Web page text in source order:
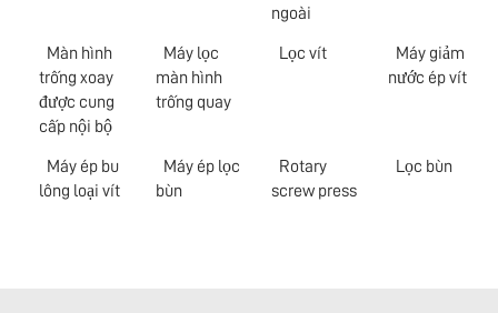
ngoài
Màn hình
trống xoay
được cung
cấp nội bộ
Máy lọc
màn hình
trống quay
Lọc vít
Máy giảm
nước ép vít
Máy ép bu
lông loại vít
Máy ép lọc
bùn
Rotary
screw press
Lọc bùn